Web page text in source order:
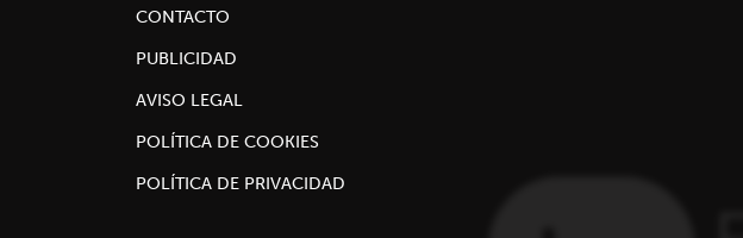
CONTACTO
PUBLICIDAD
AVISO LEGAL
POLÍTICA DE COOKIES
POLÍTICA DE PRIVACIDAD